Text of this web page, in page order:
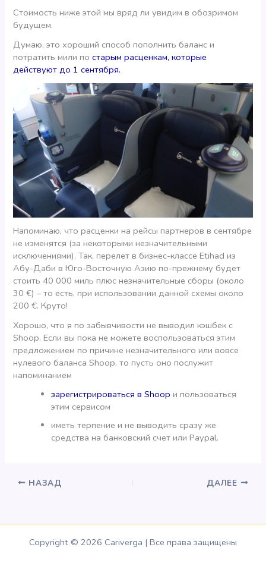
Стоимость ниже этой мы вряд ли увидим в обозримом
будущем.
Думаю, это хороший способ пополнить баланс и
потратить мили постарым расценкам, которые
действуют до 1 сентября.
Напоминаю, что расценки на рейсы партнеров в сентябре
не изменятся (за некоторыми незначительными
исключениями). Так, перелет в бизнес-классе Etihad из
Абу-Даби в Юго-Восточную Азию по-прежнему будет
стоить 40 000 миль плюс незначительные сборы (около
30 €) – то есть, при использовании данной схемы около
200 €. Круто!
Хорошо, что я по забывчивости не выводил кэшбек с
Shoop. Если вы пока не можете воспользоваться этим
предложением по причине незначительного или вовсе
нулевого баланса Shoop, то пусть оно послужит
напоминанием
зарегистрироваться в Shoop и пользоваться
этим сервисом
иметь терпение и не выводить сразу же
средства на банковский счет или Paypal.
НАЗАД ДАЛЕЕ
Copyright © 2026 Cariverga | Все права защищены